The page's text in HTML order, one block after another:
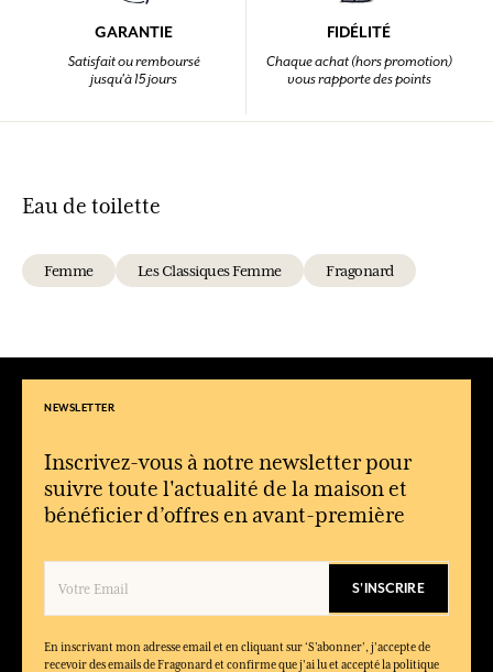
GARANTIE
Satisfait ou remboursé
jusqu'à 15 jours
FIDÉLITÉ
Chaque achat (hors promotion)
vous rapporte des points
Eau de toilette
Femme Les Classiques Femme Fragonard
NEWSLETTER
Inscrivez-vous à notre newsletter pour
suivre toute l'actualité de la maison et
bénéficier d’offres en avant-première
S'INSCRIRE
En inscrivant mon adresse email et en cliquant sur ‘S’abonner’, j'accepte de
recevoir des emails de Fragonard et confirme que j'ai lu et accepté la politique